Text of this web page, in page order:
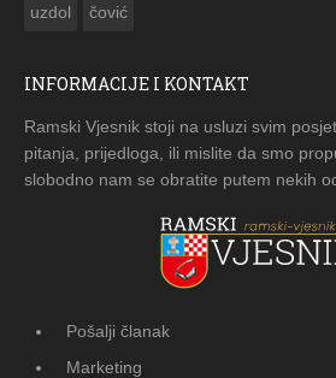
uzdol čović
INFORMACIJE I KONTAKT
Ramski Vjesnik stoji na usluzi svim
pitanja, prijedloga, ili mislite da smo
slobodno nam se obratite putem nekih
Pošalji članak
Marketing